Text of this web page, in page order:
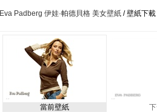
Eva Padberg 伊娃·帕德貝格 美女壁紙 / 壁紙下載
當前壁紙